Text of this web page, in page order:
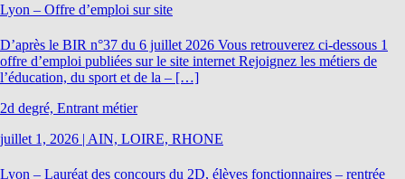
Lyon – Offre d’emploi sur site
D’après le BIR n°37 du 6 juillet 2026 Vous retrouverez ci-dessous 1
offre d’emploi publiées sur le site internet Rejoignez les métiers de
l’éducation, du sport et de la – […]
2d degré, Entrant métier
juillet 1, 2026 | AIN, LOIRE, RHONE
Lyon – Lauréat des concours du 2D, élèves fonctionnaires – rentrée